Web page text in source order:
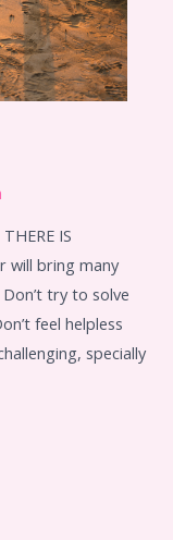
IS
will bring many
try to solve
feel helpless
specially